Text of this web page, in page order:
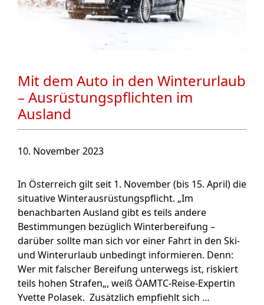
Mit dem Auto in den Winterurlaub
– Ausrüstungspflichten im
Ausland
10. November 2023
In Österreich gilt seit 1. November (bis 15. April) die
situative Winterausrüstungspflicht. „Im
benachbarten Ausland gibt es teils andere
Bestimmungen bezüglich Winterbereifung –
darüber sollte man sich vor einer Fahrt in den Ski-
und Winterurlaub unbedingt informieren. Denn:
Wer mit falscher Bereifung unterwegs ist, riskiert
teils hohen Strafen„, weiß ÖAMTC-Reise-Expertin
Yvette Polasek. Zusätzlich empfiehlt sich …